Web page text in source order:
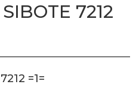
7212
=1=